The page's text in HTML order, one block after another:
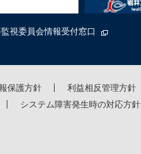
視委員会情報受付窓口
保護方針
利益相反管理方針
システム障害発生時の対応方針